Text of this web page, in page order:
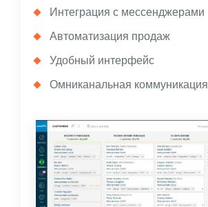
Интеграция с мессенджерами
Автоматизация продаж
Удобный интерфейс
Омниканальная коммуникация